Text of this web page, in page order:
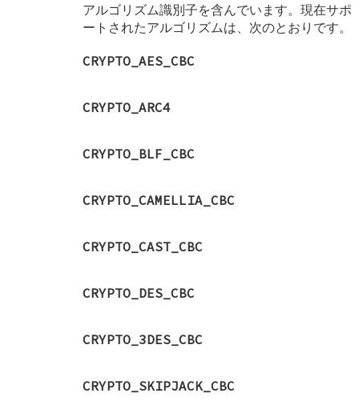
アルゴリズム識別子を含んでいます。現在サポ
ートされたアルゴリズムは、次のとおりです。
CRYPTO_AES_CBC
CRYPTO_ARC4
CRYPTO_BLF_CBC
CRYPTO_CAMELLIA_CBC
CRYPTO_CAST_CBC
CRYPTO_DES_CBC
CRYPTO_3DES_CBC
CRYPTO_SKIPJACK_CBC